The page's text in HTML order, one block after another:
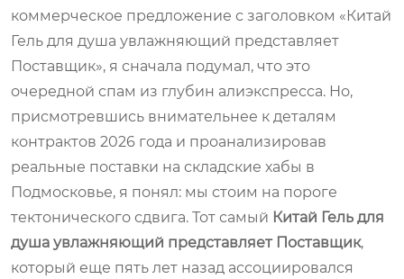
коммерческое предложение с заголовком «Китай
Гель для душа увлажняющий представляет
Поставщик», я сначала подумал, что это
очередной спам из глубин алиэкспресса. Но,
присмотревшись внимательнее к деталям
контрактов 2026 года и проанализировав
реальные поставки на складские хабы в
Подмосковье, я понял: мы стоим на пороге
тектонического сдвига. Тот самый Китай Гель для
душа увлажняющий представляет Поставщик,
который еще пять лет назад ассоциировался